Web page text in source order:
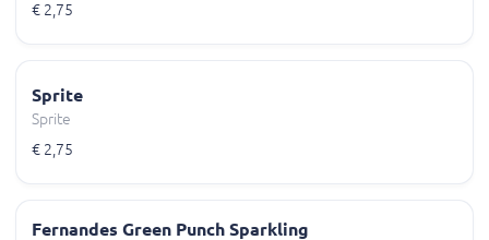
€ 2,75
Sprite
Sprite
€ 2,75
Fernandes Green Punch Sparkling